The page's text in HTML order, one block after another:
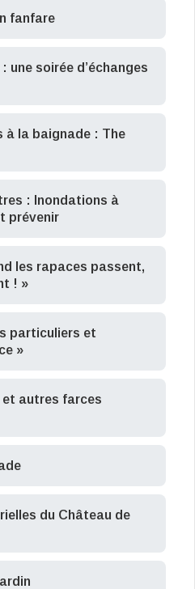
fanfare
une soirée d’échanges
à la baignade : The
: Inondations à
prévenir
les rapaces passent,
! »
particuliers et
»
et autres farces
du Château de